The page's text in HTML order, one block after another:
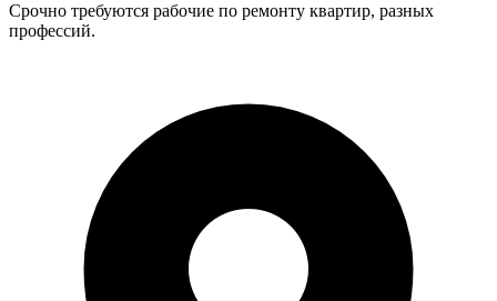
Срочно требуются рабочие по ремонту квартир, разных
профессий.